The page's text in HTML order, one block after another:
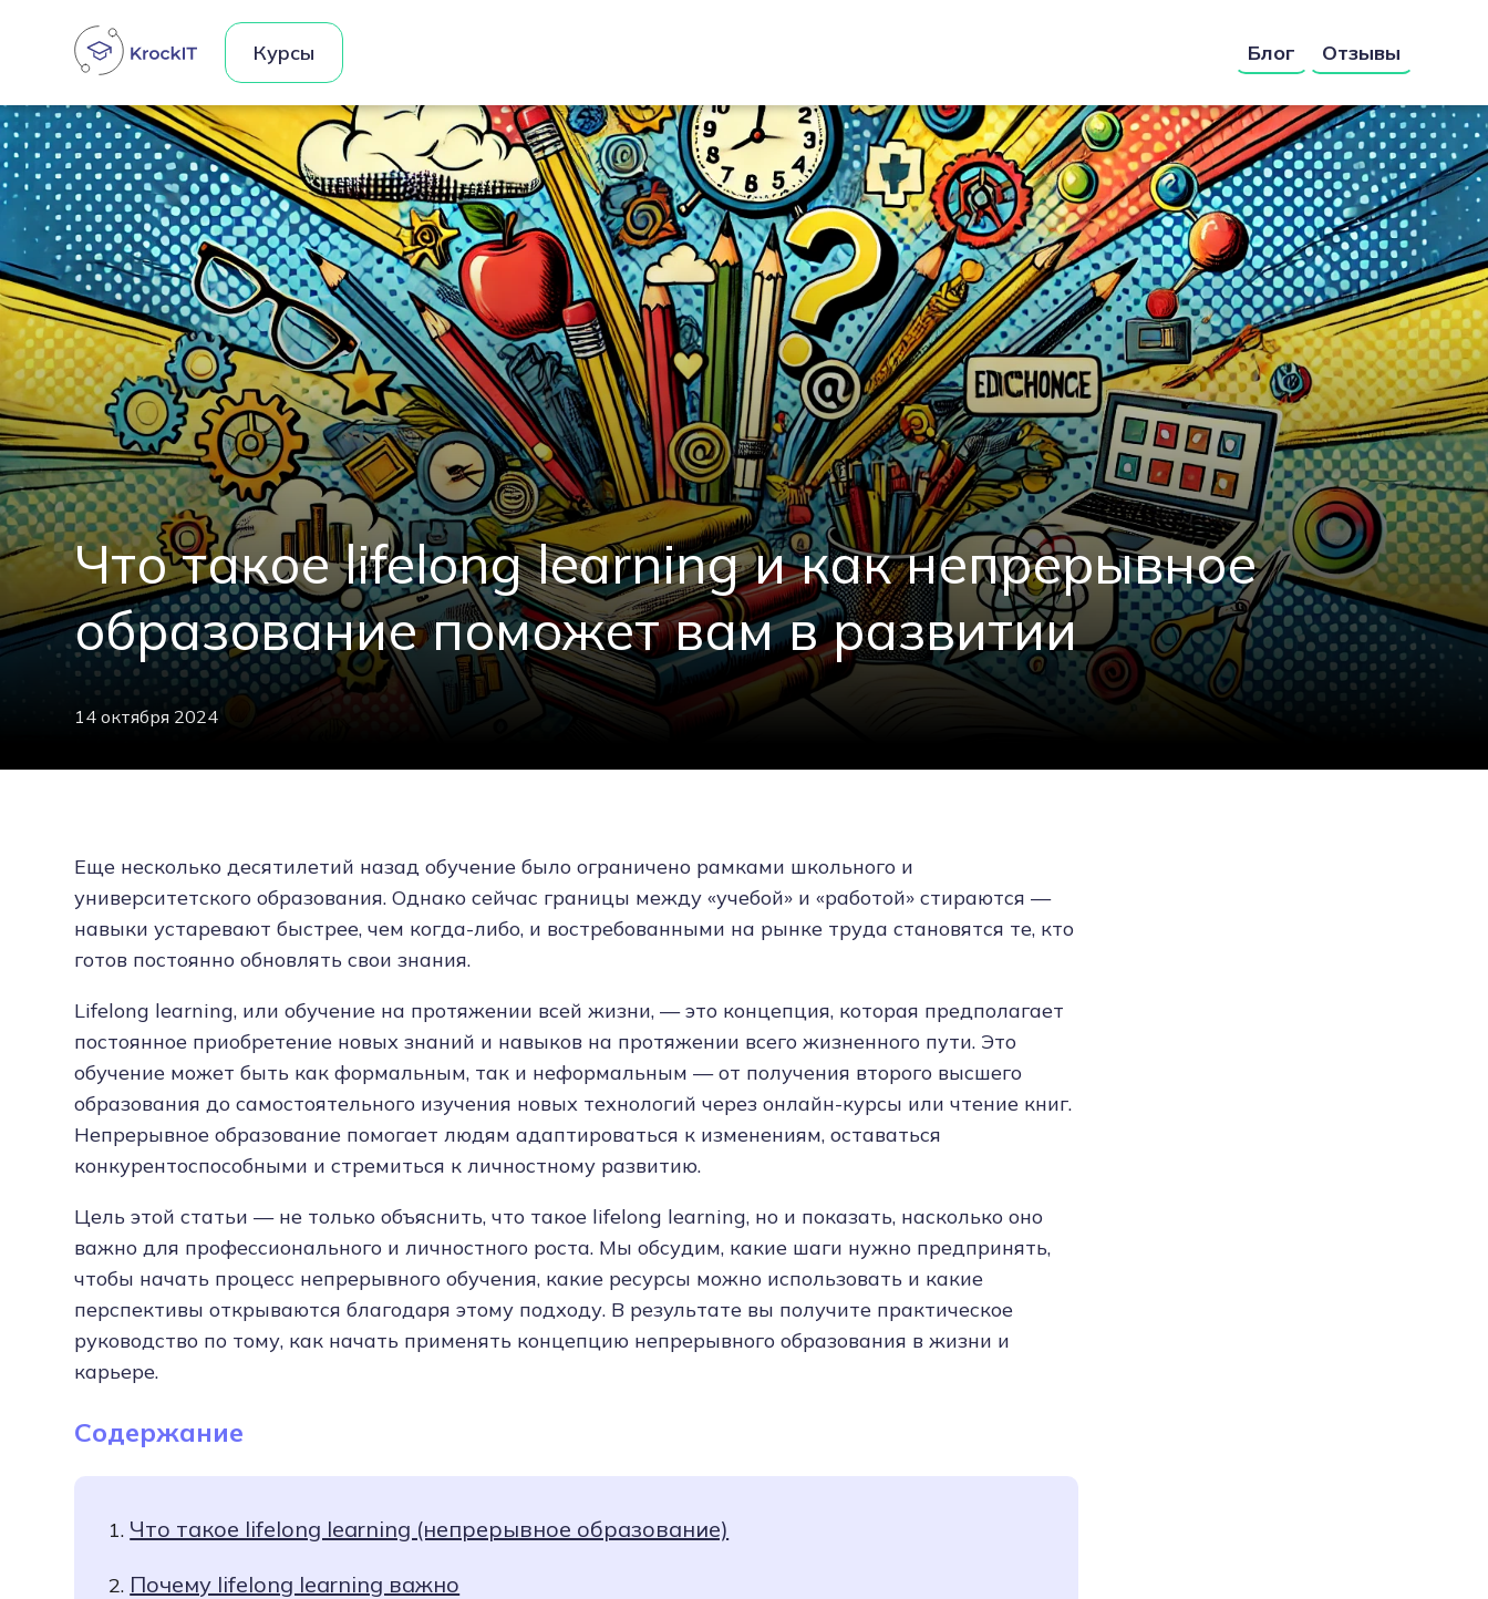
Курсы Блог Отзывы
Что такое lifelong learning и как непрерывное
образование поможет вам в развитии
14 октября 2024
Еще несколько десятилетий назад обучение было ограничено рамками школьного и
университетского образования. Однако сейчас границы между «учебой» и «работой» стираются —
навыки устаревают быстрее, чем когда-либо, и востребованными на рынке труда становятся те, кто
готов постоянно обновлять свои знания.
Lifelong learning, или обучение на протяжении всей жизни, — это концепция, которая предполагает
постоянное приобретение новых знаний и навыков на протяжении всего жизненного пути. Это
обучение может быть как формальным, так и неформальным — от получения второго высшего
образования до самостоятельного изучения новых технологий через онлайн-курсы или чтение книг.
Непрерывное образование помогает людям адаптироваться к изменениям, оставаться
конкурентоспособными и стремиться к личностному развитию.
Цель этой статьи — не только объяснить, что такое lifelong learning, но и показать, насколько оно
важно для профессионального и личностного роста. Мы обсудим, какие шаги нужно предпринять,
чтобы начать процесс непрерывного обучения, какие ресурсы можно использовать и какие
перспективы открываются благодаря этому подходу. В результате вы получите практическое
руководство по тому, как начать применять концепцию непрерывного образования в жизни и
карьере.
Содержание
Что такое lifelong learning (непрерывное образование)
Почему lifelong learning важно